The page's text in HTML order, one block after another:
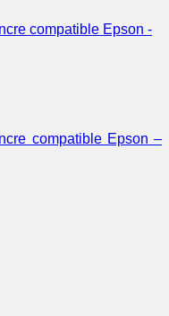
compatible Epson –